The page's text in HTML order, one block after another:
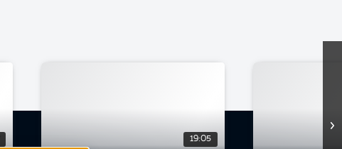
19:05